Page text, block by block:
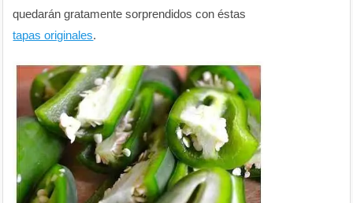
quedarán gratamente sorprendidos con éstas
tapas originales.